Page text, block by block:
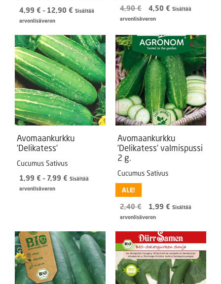
Annoksessa n. 10 s.
4,99 € – 12,90 € Hintaluokka:
12,90 €
Sisältää
arvonlisäveron
4,90€
Alkuperäinen
hinta
4,90 €.
4,50 € Nykyinen
4,50 €.
Sisältää
arvonlisäveron
Avomaankurkku
’Delikatess’
Cucumus Sativus
1,99 € – 7,99 € Hintaluokka:
Sisältää
arvonlisäveron
Avomaankurkku
’Delikatess’ valmispussi
2 g.
Cucumus Sativus
ALE!
2,40€
Alkuperäinen
hinta
2,40 €.
1,99 € Nykyinen
1,99 €.
Sisältää
arvonlisäveron